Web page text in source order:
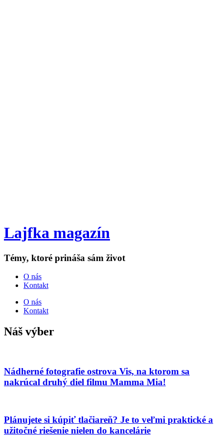
Lajfka magazín
Témy, ktoré prináša sám život
O nás
Kontakt
O nás
Kontakt
Náš výber
Nádherné fotografie ostrova Vis, na ktorom sa
nakrúcal druhý diel filmu Mamma Mia!
Plánujete si kúpiť tlačiareň? Je to veľmi praktické a
užitočné riešenie nielen do kancelárie